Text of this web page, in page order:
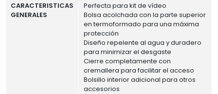
CARACTERISTICAS
GENERALES
Perfecta para kit de vídeo
Bolsa acolchada con la parte superior
en termoformado para una máxima
protección
Diseño repelente al agua y duradero
para minimizar el desgaste
Cierre completamente con
cremallera para facilitar el acceso
Bolsillo interior adicional para otros
accesorios